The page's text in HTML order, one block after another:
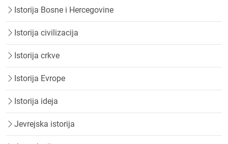
Istorija Bosne i Hercegovine
Istorija civilizacija
Istorija crkve
Istorija Evrope
Istorija ideja
Jevrejska istorija